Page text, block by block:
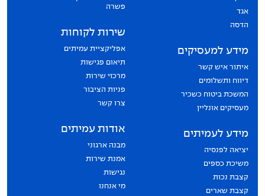
אגד
הדסה
מידע למעסיקים
איתור איש קשר
דיווח ותשלומים
המשכת ביטוח כשכיר
מעסיקים אונליין
מידע לעמיתים
יציאה לפנסיה
משיכת כספים
קצבת נכות
קצבת שארים
פשרה
שירות לקוחות
אפליקציית עמיתים
תיאום פגישות
מרכזי שירות
פניות הציבור
צרו קשר
אודות עמיתים
מבנה ארגוני
אמנת שירות
נגישות
מי אנחנו